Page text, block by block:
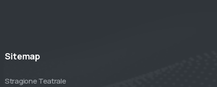
Sitemap
Stragione Teatrale